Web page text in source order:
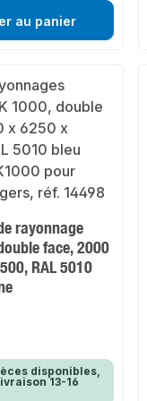
au panier
rayonnage
face, 2000
RAL 5010
disponibles,
13-16